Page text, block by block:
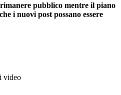
pubblico mentre il piano
i nuovi post possano essere
video